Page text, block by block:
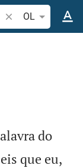
Pesquise
OL
do
que eu,